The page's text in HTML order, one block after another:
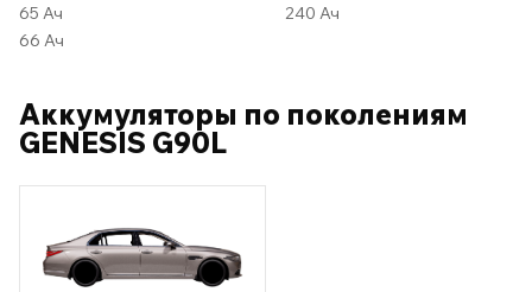
65 Ач
66 Ач
240 Ач
Аккумуляторы по поколениям
GENESIS G90L